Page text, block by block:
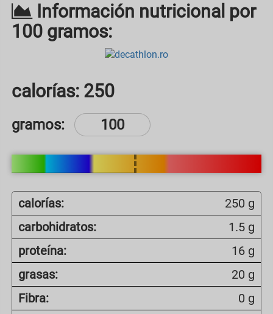
Información nutricional por
100 gramos:
calorías: 250
gramos:
calorías:
250 g
carbohidratos:
1.5 g
proteína:
16 g
grasas:
20 g
Fibra:
0 g